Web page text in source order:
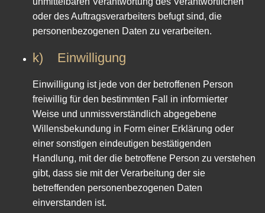
oder des Auftragsverarbeiters befugt sind, die
personenbezogenen Daten zu verarbeiten.
k) Einwilligung
Einwilligung ist jede von der betroffenen Person
freiwillig für den bestimmten Fall in informierter
Weise und unmissverständlich abgegebene
Willensbekundung in Form einer Erklärung oder
einer sonstigen eindeutigen bestätigenden
Handlung, mit der die betroffene Person zu verstehen
gibt, dass sie mit der Verarbeitung der sie
betreffenden personenbezogenen Daten
einverstanden ist.